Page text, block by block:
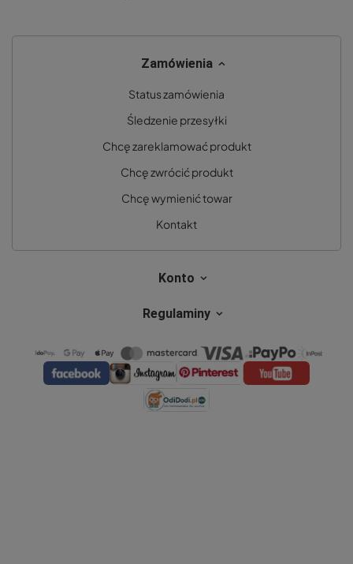
Zamówienia
Status zamówienia
Śledzenie przesyłki
Chcę zareklamować produkt
Chcę zwrócić produkt
Chcę wymienić towar
Kontakt
Konto
Regulaminy